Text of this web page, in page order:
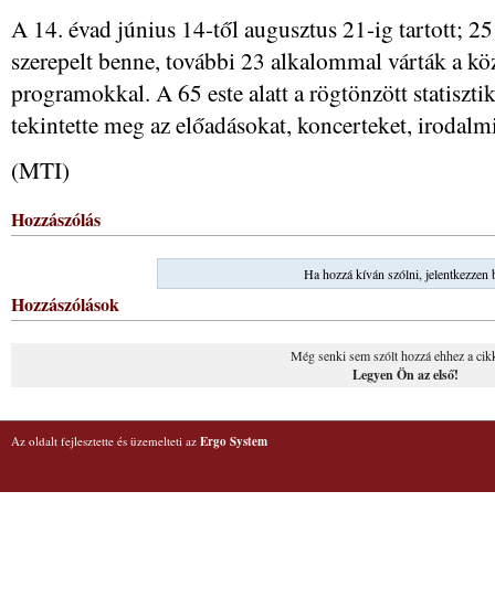
A 14. évad június 14-től augusztus 21-ig tartott;
szerepelt benne, további 23 alkalommal várták a
programokkal. A 65 este alatt a rögtönzött
tekintette meg az előadásokat, koncerteket,
(MTI)
Hozzászólás
Ha hozzá kíván szólni, jelentkezzen
Hozzászólások
Még senki sem szólt hozzá ehhez a
Legyen Ön az első!
Az oldalt fejlesztette és üzemelteti az Ergo System